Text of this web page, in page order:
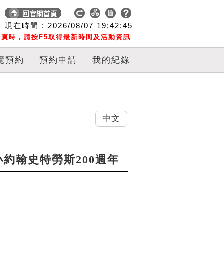
現在時間 : 2026/08/07 19:42:45
時，請按F5取得最新時間及活動資訊
預約 預約申請 我的紀錄
翰史特勞斯200週年